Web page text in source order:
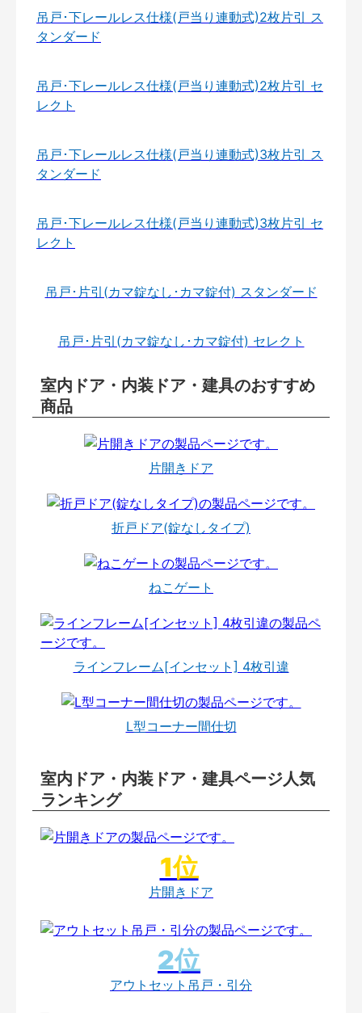
吊戸･下レールレス仕様(戸当り連動式)2枚片引 ス
タンダード
吊戸･下レールレス仕様(戸当り連動式)2枚片引 セ
レクト
吊戸･下レールレス仕様(戸当り連動式)3枚片引 ス
タンダード
吊戸･下レールレス仕様(戸当り連動式)3枚片引 セ
レクト
吊戸･片引(カマ錠なし･カマ錠付) スタンダード
吊戸･片引(カマ錠なし･カマ錠付) セレクト
室内ドア・内装ドア・建具のおすすめ
商品
片開きドア
折戸ドア(錠なしタイプ)
ねこゲート
ラインフレーム[インセット] 4枚引違
L型コーナー間仕切
室内ドア・内装ドア・建具ページ人気
ランキング
片開きドア
アウトセット吊戸・引分